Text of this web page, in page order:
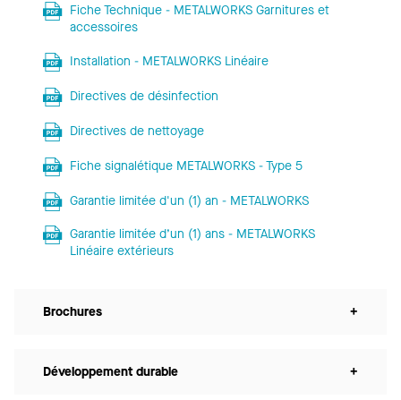
Fiche Technique - METALWORKS Garnitures et
accessoires
Installation - METALWORKS Linéaire
Directives de désinfection
Directives de nettoyage
Fiche signalétique METALWORKS - Type 5
Garantie limitée d'un (1) an - METALWORKS
Garantie limitée d’un (1) ans - METALWORKS
Linéaire extérieurs
Brochures +
Développement durable +